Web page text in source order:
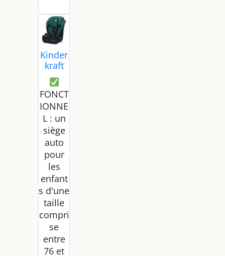
Kinder
kraft
COMF
ORT
UP i-
Size 76
et 150
cm,
Siège
auto
bébé
Group
e 1/2/3
de 9 à
36 kg,
15
mois à
12 ans,
Têtière
FONCT
IONNE
L : un
siège
auto
pour
les
enfant
s d'une
taille
compri
se
entre
76 et